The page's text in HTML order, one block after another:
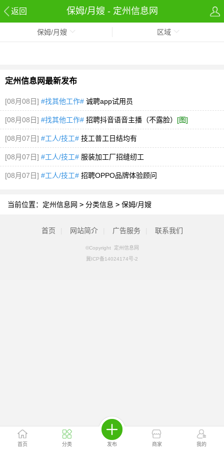
返回 保姆/月嫂 - 定州信息网
首页 分类 发布 商家 我的
保姆/月嫂 区域
定州信息网最新发布
[08月08日] #找其他工作# 诚聘app试用员
[08月08日] #找其他工作# 招聘抖音语音主播（不露脸） [图]
[08月07日] #工人/技工# 技工普工日结均有
[08月07日] #工人/技工# 服装加工厂招缝纫工
[08月07日] #工人/技工# 招聘OPPO品牌体验顾问
当前位置： 定州信息网 > 分类信息 > 保姆/月嫂
首页 网站简介 广告服务 联系我们
©Copyright 定州信息网
冀ICP备14024174号-2